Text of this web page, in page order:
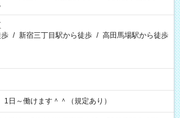
/ 新宿三丁目駅から徒歩 / 高田馬場駅から徒歩
日～働けます＾＾（規定あり）